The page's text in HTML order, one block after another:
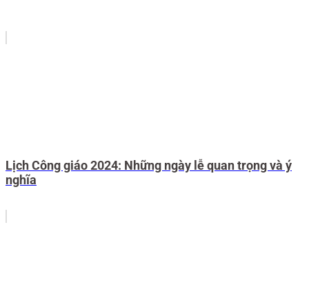
Lịch Công giáo 2024: Những ngày lễ quan trọng và ý
nghĩa